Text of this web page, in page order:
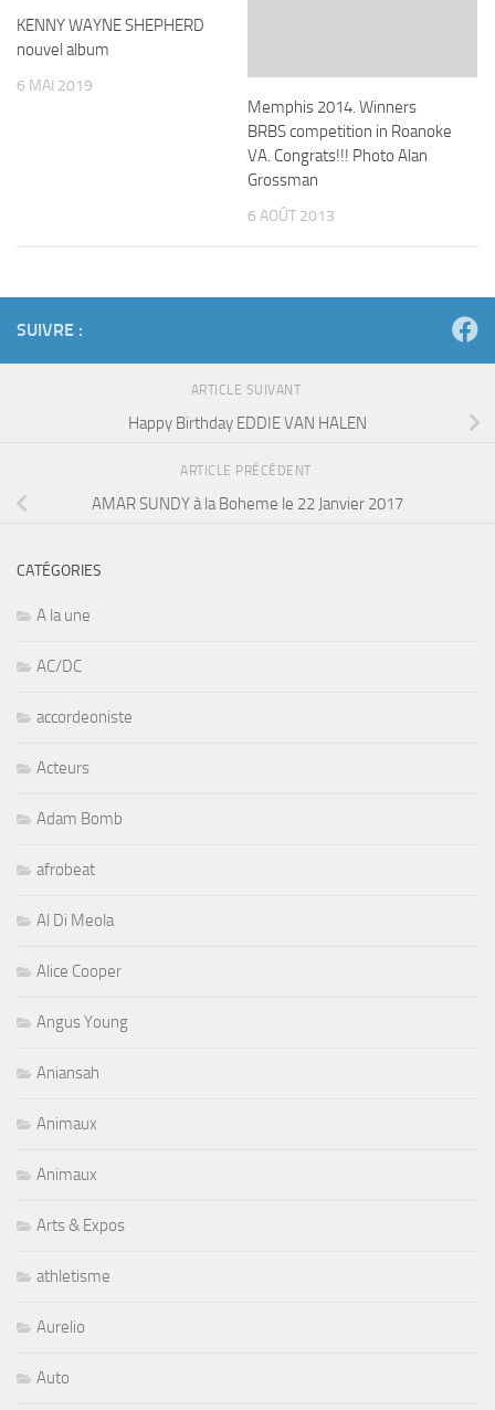
KENNY WAYNE SHEPHERD
nouvel album
6 MAI 2019
Memphis 2014. Winners
BRBS competition in Roanoke
VA. Congrats!!! Photo Alan
Grossman
6 AOÛT 2013
SUIVRE :
ARTICLE SUIVANT
Happy Birthday EDDIE VAN HALEN
ARTICLE PRÉCÉDENT
AMAR SUNDY à la Boheme le 22 Janvier 2017
CATÉGORIES
A la une
AC/DC
accordeoniste
Acteurs
Adam Bomb
afrobeat
Al Di Meola
Alice Cooper
Angus Young
Aniansah
Animaux
Animaux
Arts & Expos
athletisme
Aurelio
Auto